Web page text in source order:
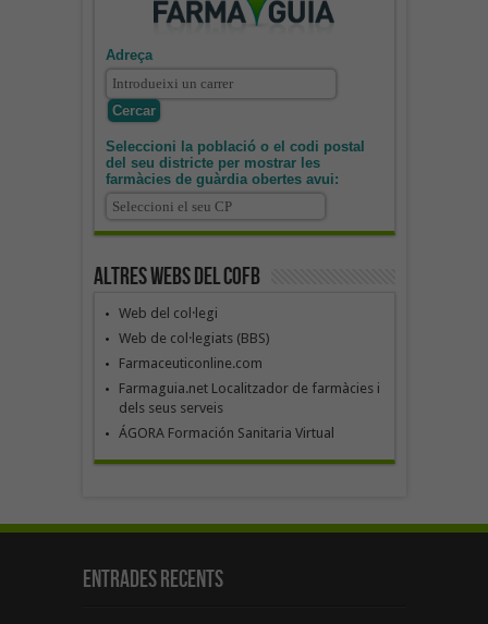
Adreça
Seleccioni la població o el codi postal
del seu districte per mostrar les
farmàcies de guàrdia obertes avui:
Altres webs del COFB
Web del col·legi
Web de col·legiats (BBS)
Farmaceuticonline.com
Farmaguia.net Localitzador de farmàcies i
dels seus serveis
ÁGORA Formación Sanitaria Virtual
Entrades recents